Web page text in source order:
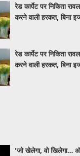
रेड कार्पेट पर निकिता
करने वाली हरकत, बिना
रेड कार्पेट पर निकिता
करने वाली हरकत, बिना
'जो खेलेगा, वो खिलेगा...